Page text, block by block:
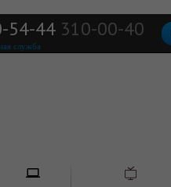
54-44 310-00-40
служба